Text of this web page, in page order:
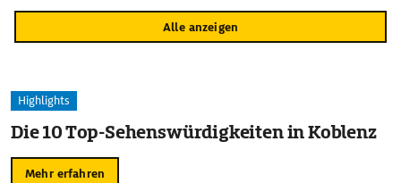
Alle anzeigen
Highlights
Die 10 Top-Sehenswürdigkeiten in Koblenz
Mehr erfahren